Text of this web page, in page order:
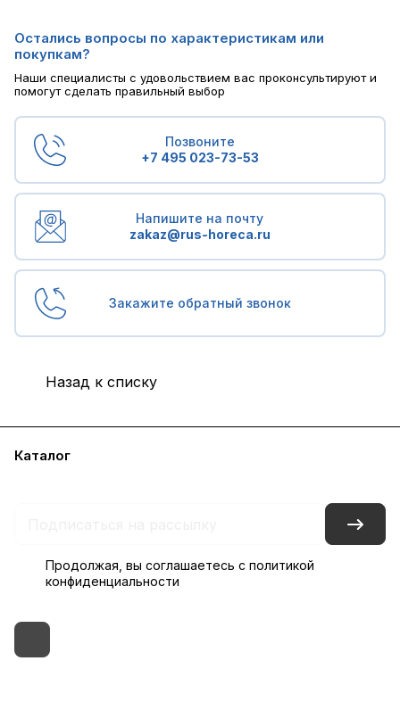
Остались вопросы по характеристикам или
покупкам?
Наши специалисты с удовольствием вас проконсультируют и
помогут сделать правильный выбор
Позвоните
+7 495 023-73-53
Напишите на почту
zakaz@rus-horeca.ru
Закажите обратный звонок
Назад к списку
Каталог
Продолжая, вы соглашаетесь с политикой
конфиденциальности